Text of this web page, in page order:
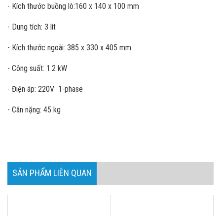
- Kích thước buồng lò:160 x 140 x 100 mm
- Dung tích: 3 lít
- Kích thước ngoài: 385 x 330 x 405 mm
- Công suất: 1.2 kW
- Điện áp: 220V 1-phase
- Cân nặng: 45 kg
SẢN PHẨM LIÊN QUAN